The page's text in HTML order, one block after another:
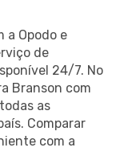
a Opodo e
de
24/7. No
Branson com
as
Comparar
com a